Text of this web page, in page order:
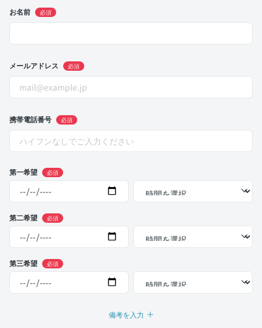
お名前 必須
メールアドレス 必須
携帯電話番号 必須
第一希望 必須
第二希望 必須
第三希望 必須
備考を入力